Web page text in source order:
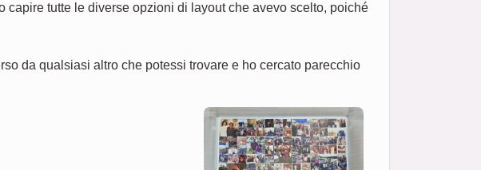
tutte le diverse opzioni di layout che avevo scelto, poiché
da qualsiasi altro che potessi trovare e ho cercato parecchio